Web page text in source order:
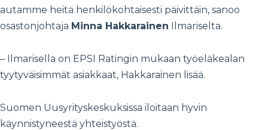
autamme heitä henkilökohtaisesti päivittäin, sanoo
osastonjohtaja Minna Hakkarainen Ilmariselta.
– Ilmarisella on EPSI Ratingin mukaan työeläkealan
tyytyväisimmät asiakkaat, Hakkarainen lisää.
Suomen Uusyrityskeskuksissa iloitaan hyvin
käynnistyneestä yhteistyöstä.